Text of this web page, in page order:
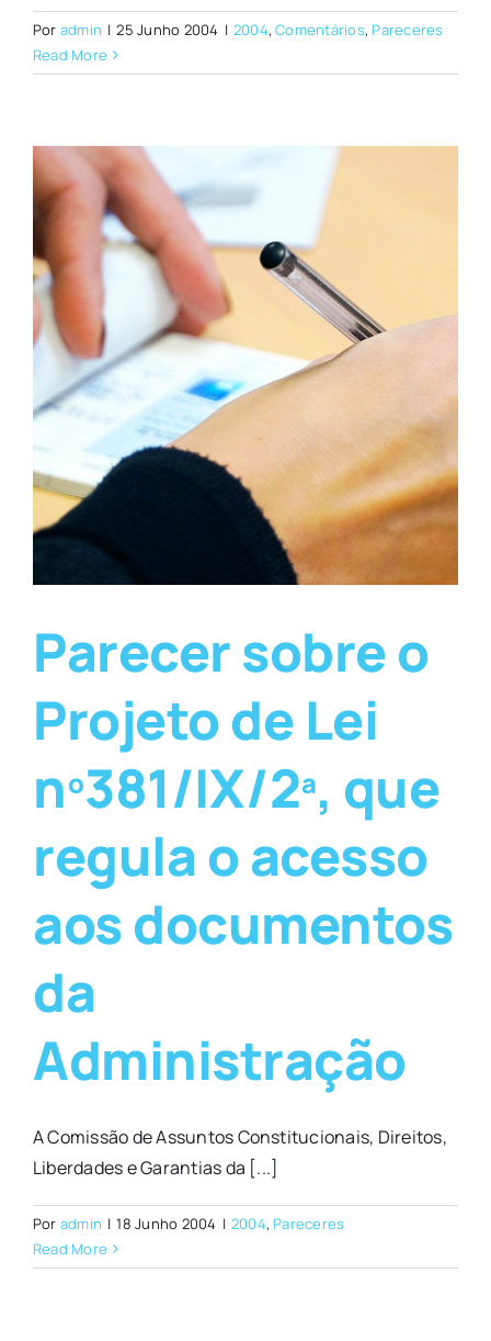
Por admin | 25 Junho 2004 | 2004,Comentários, Pareceres
Read More
Parecer sobre o
Projeto de Lei
nº381/IX/2ª, que
regula o acesso
aos documentos
da
Administração
A Comissão de Assuntos Constitucionais, Direitos,
Liberdades e Garantias da [...]
Por admin | 18 Junho 2004 | 2004, Pareceres
Read More